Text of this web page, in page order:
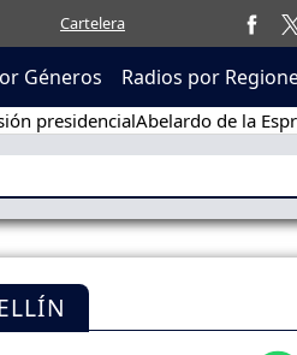
Cartelera
Géneros Radios por
presidencialAbelardo de la